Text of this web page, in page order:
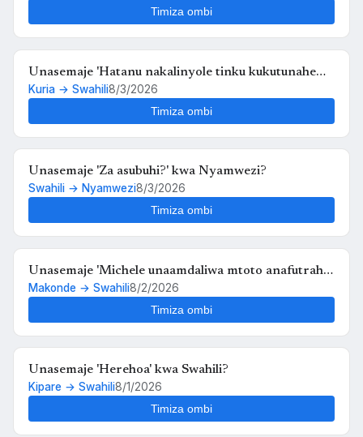
Timiza ombi
Unasemaje 'Hatanu nakalinyole tinku kukutunahe
mula uche kunyankya mute' kwa Swahili?
Kuria → Swahili8/3/2026
Timiza ombi
Unasemaje 'Za asubuhi?' kwa Nyamwezi?
Swahili → Nyamwezi8/3/2026
Timiza ombi
Unasemaje 'Michele unaamdaliwa mtoto anafutrahia'
kwa Swahili?
Makonde → Swahili8/2/2026
Timiza ombi
Unasemaje 'Herehoa' kwa Swahili?
Kipare → Swahili8/1/2026
Timiza ombi